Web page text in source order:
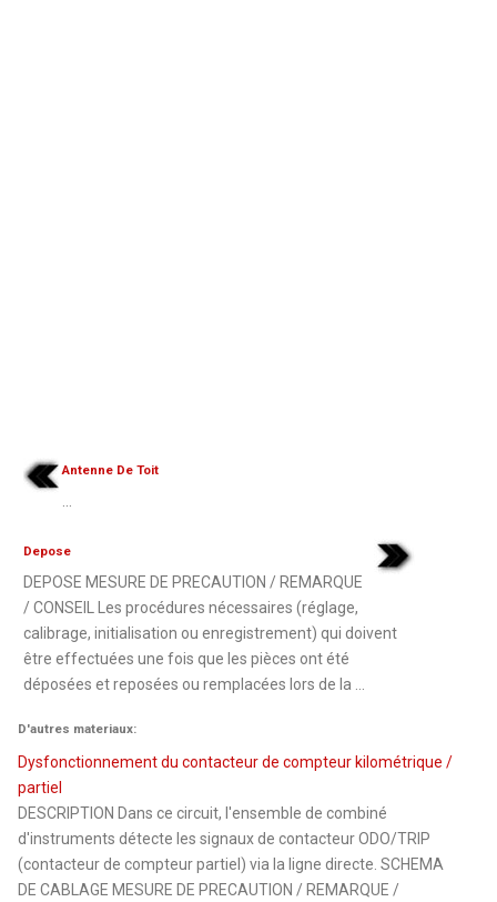
Antenne De Toit
Depose
DEPOSE MESURE DE PRECAUTION / REMARQUE
/ CONSEIL Les procédures nécessaires (réglage,
calibrage, initialisation ou enregistrement) qui doivent
être effectuées une fois que les pièces ont été
déposées et reposées ou remplacées lors de la ...
D'autres materiaux:
Dysfonctionnement du contacteur de compteur kilométrique /
partiel
DESCRIPTION Dans ce circuit, l'ensemble de combiné
d'instruments détecte les signaux de contacteur ODO/TRIP
(contacteur de compteur partiel) via la ligne directe. SCHEMA
DE CABLAGE MESURE DE PRECAUTION / REMARQUE /